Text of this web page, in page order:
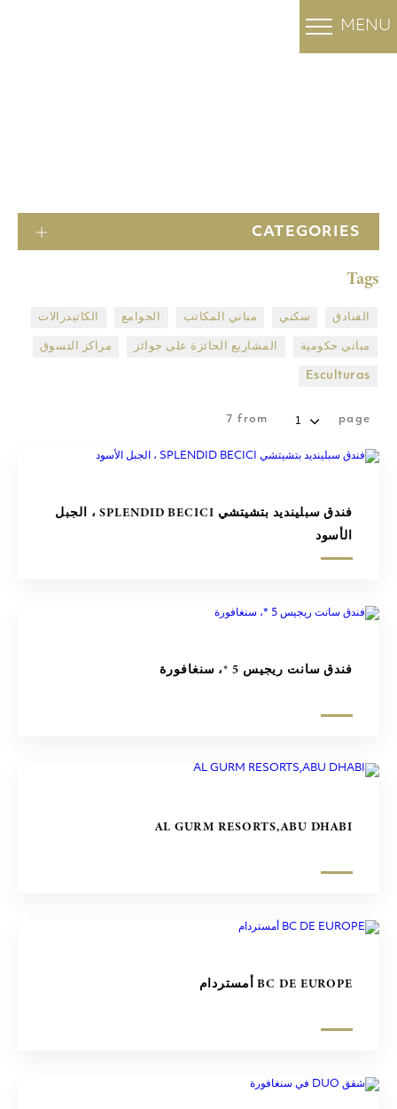
MENU
CATEGORIES
Tags
الفنادق سكني مباني المكاتب الجوامع الكاتيدرالات
مباني حكومية المشاريع الحائزة على جوائز مراكز التسوق
Esculturas
page
from
7
فندق سبلينديد بتشيتشي SPLENDID BECICI ، الجبل
الأسود
فندق سانت ريجيس 5 *، سنغافورة
AL GURM RESORTS,ABU DHABI
BC DE EUROPE أمستردام